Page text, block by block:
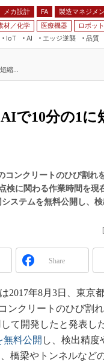
メカ設計 FA 製造マネジメ
材／化学 医療機器 ロボット
IoT
AI
エッジ逆襲 品質
FRONTIER
ク展
ート工場EXPO
ものづくりワールド
WORLD
フィールドサービス
組み込みモデリング
Windows Embedded
無償設計ツール
3Dプリンタ
デジタルツインとCAE
S＆OP
インダストリー4.0
イノベーション
FA
モビリティ
縮...
で10分の1に
ンクリートのひび割れ
検に関わる作業時間を現
ステムを無料公開し、
[
Share
年8月3日、東京
ンクリートのひび割
て開発したと発表し
無料公開 し、検出精度
橋梁やトンネルなど